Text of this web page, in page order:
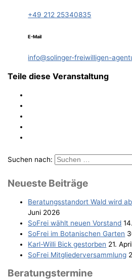
+49 212 25340835
E-Mail
info@solinger-freiwilligen-
Teile diese Veranstaltung
Suchen nach:
Neu­es­te Beiträge
Bera­tungs­stand­ort Wald wird
Juni 2026
SoFrei wählt neu­en Vorstand
SoFrei im Bota­ni­schen Garten
Karl-Wil­li Bick gestorben 21.
SoFrei Mit­glie­der­ver­samm­lung
Bera­tungs­ter­mi­ne